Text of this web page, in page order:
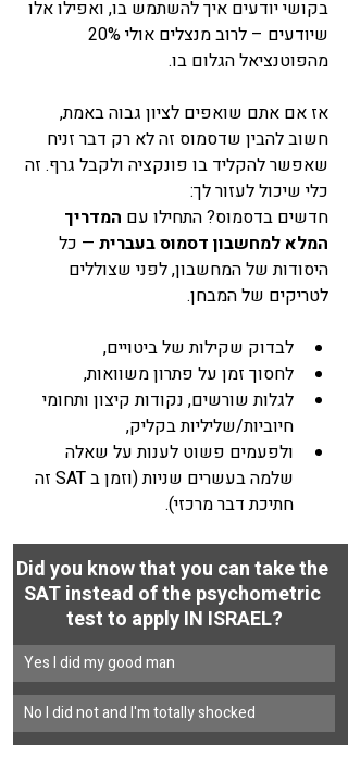
בקושי יודעים איך להשתמש בו, ואפילו אלו
מהפוטנציאל הגלום בו.
אז אם אתם שואפים לציון גבוה באמת,
חשוב להבין שדסמוס זה לא רק דבר זניח
שאפשר להקליד בו פונקציה ולקבל גרף. זה
כלי שיכול לעזור לך:
חדשים בדסמוס? התחילו עם המדריך
המלא למחשבון דסמוס בעברית — כל
היסודות של המחשבון, לפני שצוללים
לטריקים של המבחן.
לבדוק שקילות של ביטויים,
לחסוך זמן על פתרון משוואות,
לגלות שורשים, נקודות קיצון ותחומי
חיוביות/שליליות בקליק,
ולפעמים פשוט לענות על שאלה
שלמה בעשרים שניות (וזמן ב SAT זה
חתיכת דבר מרכזי).
Did you know that you can take the
SAT instead of the psychometric
test to apply IN ISRAEL?
Yes I did my good man
No I did not and I'm totally shocked